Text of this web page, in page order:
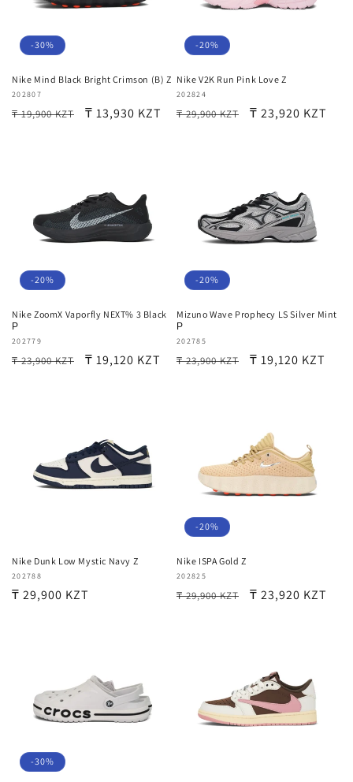
-30%
Nike Mind Black Bright Crimson (B) Z
Продавец:
202807
Обычная
₸ 19,900 KZT
Цена
₸ 13,930 KZT
-20%
Nike V2K Run Pink Love Z
Продавец:
202824
Обычная
₸ 29,900 KZT
Цена
₸ 23,920 KZT
-20%
Nike ZoomX Vaporfly NEXT% 3 Black
Р
Продавец:
202779
Обычная
₸ 23,900 KZT
Цена
₸ 19,120 KZT
-20%
Mizuno Wave Prophecy LS Silver Mint
Р
Продавец:
202785
Обычная
₸ 23,900 KZT
Цена
₸ 19,120 KZT
Nike Dunk Low Mystic Navy Z
Продавец:
202788
Обычная
₸ 29,900 KZT
-20%
Nike ISPA Gold Z
Продавец:
202825
Обычная
₸ 29,900 KZT
Цена
₸ 23,920 KZT
-30%